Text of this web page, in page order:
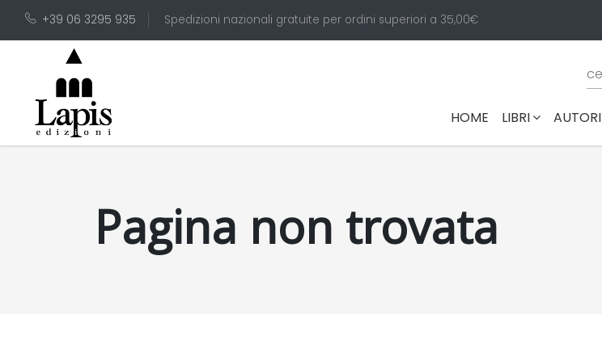
+39 06 3295 935 Spedizioni nazionali gratuite per ordini superiori a 35,00€
HOME (CURRENT)
LIBRI AUTORI
Pagina non trovata